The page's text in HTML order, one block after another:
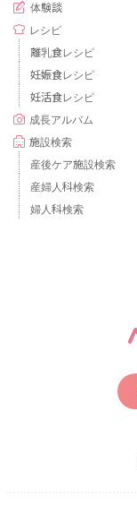
体験談
レシピ
離乳食レシピ
妊娠食レシピ
妊活食レシピ
成長アルバム
施設検索
産後ケア施設検索
産婦人科検索
婦人科検索